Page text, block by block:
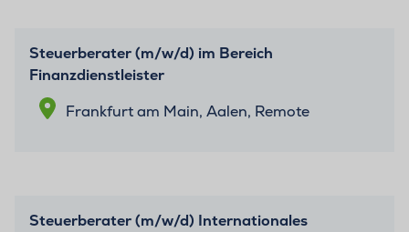
Steuerberater (m/w/d) im Bereich
Finanzdienstleister
Frankfurt am Main, Aalen, Remote
Steuerberater (m/w/d) Internationales